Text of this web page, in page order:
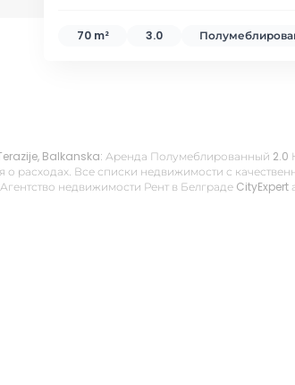
70 m² 3.0
Balkanska: Аренда Полумеблированный
Все списки недвижимости с
недвижимости Рент в Белграде CityExpert